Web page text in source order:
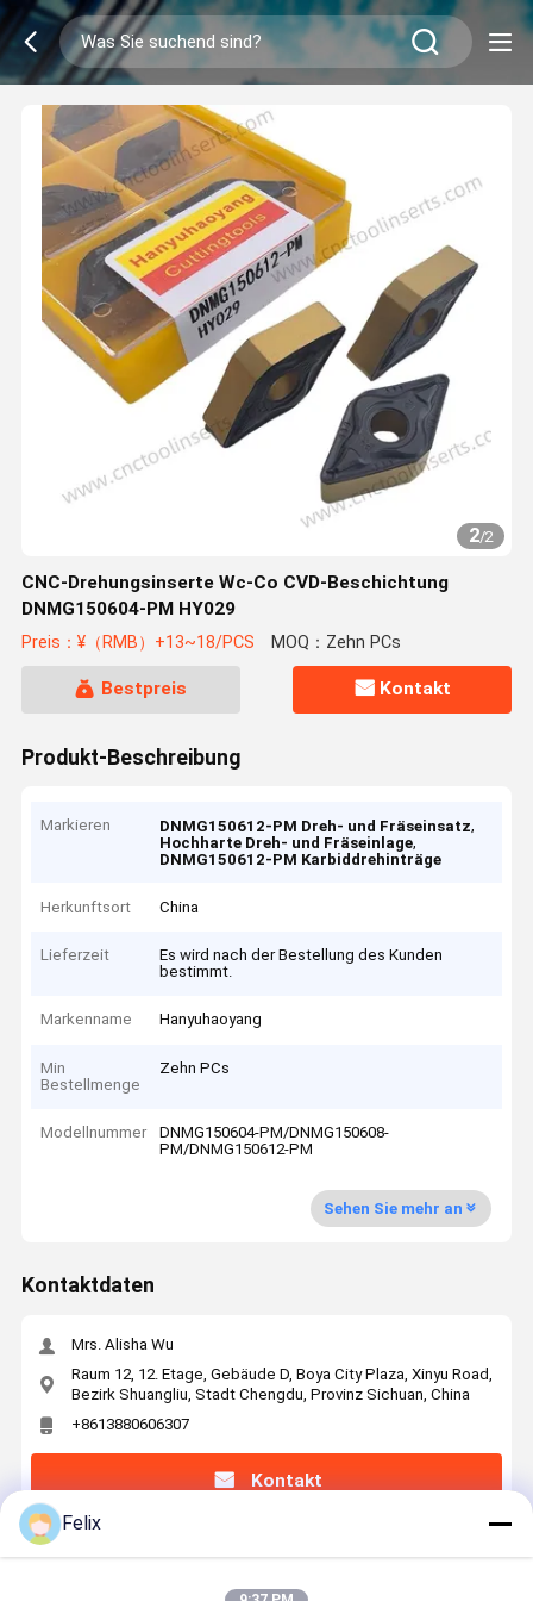
2/2
CNC-Drehungsinserte Wc-Co CVD-Beschichtung
DNMG150604-PM HY029
Preis：¥（RMB）+13~18/PCS MOQ：Zehn PCs
Bestpreis Kontakt
Produkt-Beschreibung
Markieren DNMG150612-PM Dreh- und Fräseinsatz,
Hochharte Dreh- und Fräseinlage,
DNMG150612-PM Karbiddrehinträge
Herkunftsort China
Lieferzeit
Es wird nach der Bestellung des Kunden
bestimmt.
Markenname Hanyuhaoyang
Min
Bestellmenge
Zehn PCs
Modellnummer
DNMG150604-PM/DNMG150608-
PM/DNMG150612-PM
Sehen Sie mehr an
Kontaktdaten
Mrs. Alisha Wu
Raum 12, 12. Etage, Gebäude D, Boya City Plaza, Xinyu Road,
Bezirk Shuangliu, Stadt Chengdu, Provinz Sichuan, China
+8613880606307
Kontakt
Erhalten Sie Den Besten Preis Für
Felix